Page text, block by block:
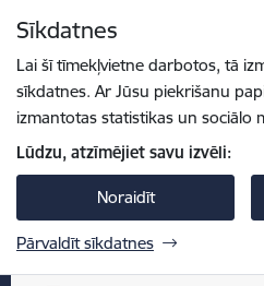
Sīkdatnes
Lai šī tīmekļvietne darbotos, tā
sīkdatnes. Ar Jūsu piekrišanu
izmantotas statistikas un sociālo
Lūdzu, atzīmējiet savu izvēli:
Noraidīt
Pārvaldīt sīkdatnes